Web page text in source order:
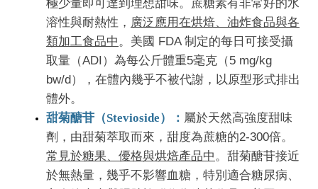
極少量即可達到理想甜味。蔗糖素有非常好的水
溶性與耐熱性， 廣泛應用在烘焙、油炸食品與各
類加工食品中 。美國 FDA 制定的每日可接受攝
取量（ADI）為每公斤體重5毫克 （5 mg/kg
bw/d），在體內幾乎不被代謝，以原型形式排出
體外。
甜菊醣苷（Stevioside）： 屬於天然高強度甜味
劑，由甜菊萃取而來，甜度為蔗糖的2-300倍。
常見於糖果、優格與烘焙產品中 。甜菊醣苷接近
於無熱量，幾乎不影響血糖，特別適合糖尿病、